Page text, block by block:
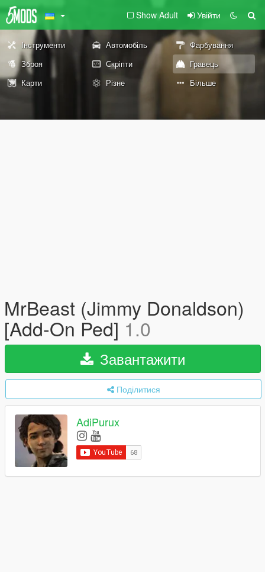
Show Adult Увійти
Інструменти Автомобіль
Фарбування
Зброя
Скріпти
Гравець
Карти
Різне Більше
MrBeast (Jimmy Donaldson)
[Add-On Ped] 1.0
Завантажити
Поділитися
AdiPurux